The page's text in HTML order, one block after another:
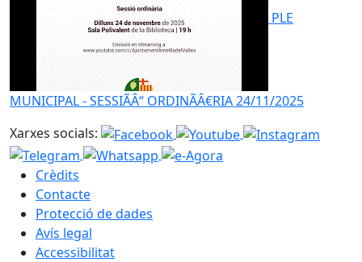
PLE
MUNICIPAL - SESSIÃÂ“ ORDINÃÂ€RIA 24/11/2025
Xarxes socials:
Crèdits
Contacte
Protecció de dades
Avís legal
Accessibilitat